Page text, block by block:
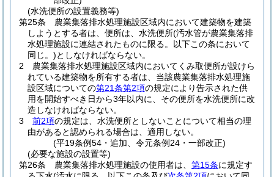
(水洗便所の設置義務等)
第25条
農業集落排水処理施設区域内において建築物を建築
しようとする者は、便所は、水洗便所(汚水管が農業集落排
水処理施設に連結されたものに限る。以下この条において
同じ。)としなければならない。
2
農業集落排水処理施設区域内においてくみ取便所が設けら
れている建築物を所有する者は、当該農業集落排水処理施
設区域についての第21条第2項の規定により告示された供
用を開始すべき日から3年以内に、その便所を水洗便所に改
造しなければならない。
3
前2項の規定は、水洗便所としないことについて相当の理
由があると認められる場合は、適用しない。
(平19条例54・追加、令元条例24・一部改正)
(必要な施設の設置等)
第26条
農業集落排水処理施設の使用者は、 第15条に規定す